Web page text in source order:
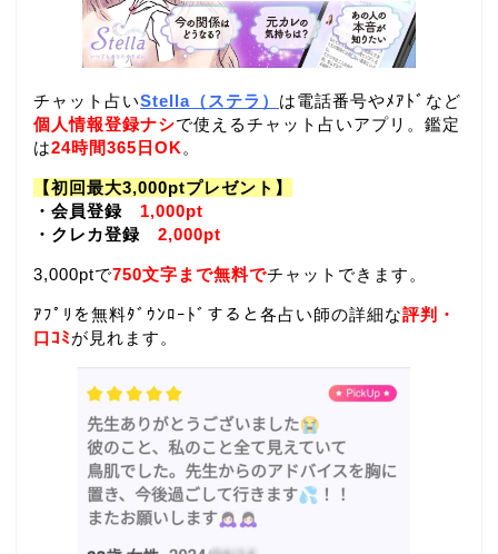
チャット占いStella（ステラ） は電話番号やﾒｱﾄﾞなど
個人情報登録ナシで使えるチャット占いアプリ。鑑定
は24時間365日OK 。
【初回最大3,000ptプレゼント】
・会員登録 1,000pt
・クレカ登録 2,000pt
3,000ptで750文字まで無料でチャットできます。
ｱﾌﾟﾘを無料ﾀﾞｳﾝﾛｰﾄﾞすると各占い師の詳細な評判・
口ｺﾐが見れます。